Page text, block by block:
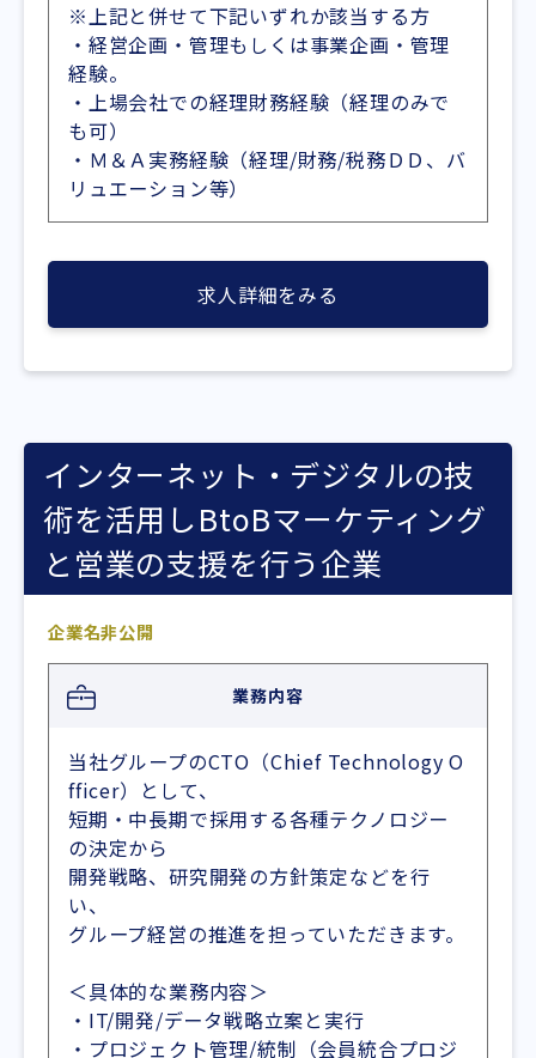
※上記と併せて下記いずれか該当する方
・経営企画・管理もしくは事業企画・管理
経験。
・上場会社での経理財務経験（経理のみで
も可）
・Ｍ＆Ａ実務経験（経理/財務/税務ＤＤ、バ
リュエーション等）
求人詳細をみる
インターネット・デジタルの技
術を活用しBtoBマーケティング
と営業の支援を行う企業
企業名非公開
業務内容
当社グループのCTO（Chief Technology O
fficer）として、
短期・中長期で採用する各種テクノロジー
の決定から
開発戦略、研究開発の方針策定などを行
い、
グループ経営の推進を担っていただきます。
＜具体的な業務内容＞
・IT/開発/データ戦略立案と実行
・プロジェクト管理/統制（会員統合プロジ